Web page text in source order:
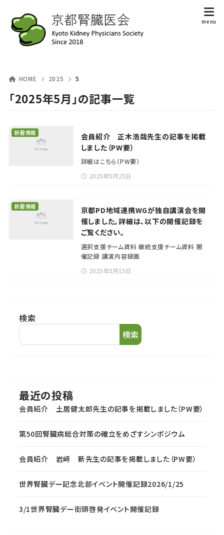
HOME 2025 5
「2025年5月」の記事一覧
会員紹介 正木浩哉先生の記事を掲載
しました（PW要）
詳細はこちら（PW要）
2025年5月25日
新着情報
京都PD地域連携WGが独自講演会を開
催しました。詳細は、以下の開催記録を
ご覧ください。
選択支援チーム資料 継続支援チーム資料 開
催記録 講演内容録画
2025年5月15日
新着情報
検索
検索
最近の投稿
会員紹介 土居健太郎先生の記事を掲載しました（PW要）
第50回腎臓病総合対策の確立をめざすシンポジウム
会員紹介 岩﨑 新先生の記事を掲載しました（PW要）
世界腎臓デー記念北部イベント開催記録2026/1/25
3/1世界腎臓デー街頭啓発イベント開催記録